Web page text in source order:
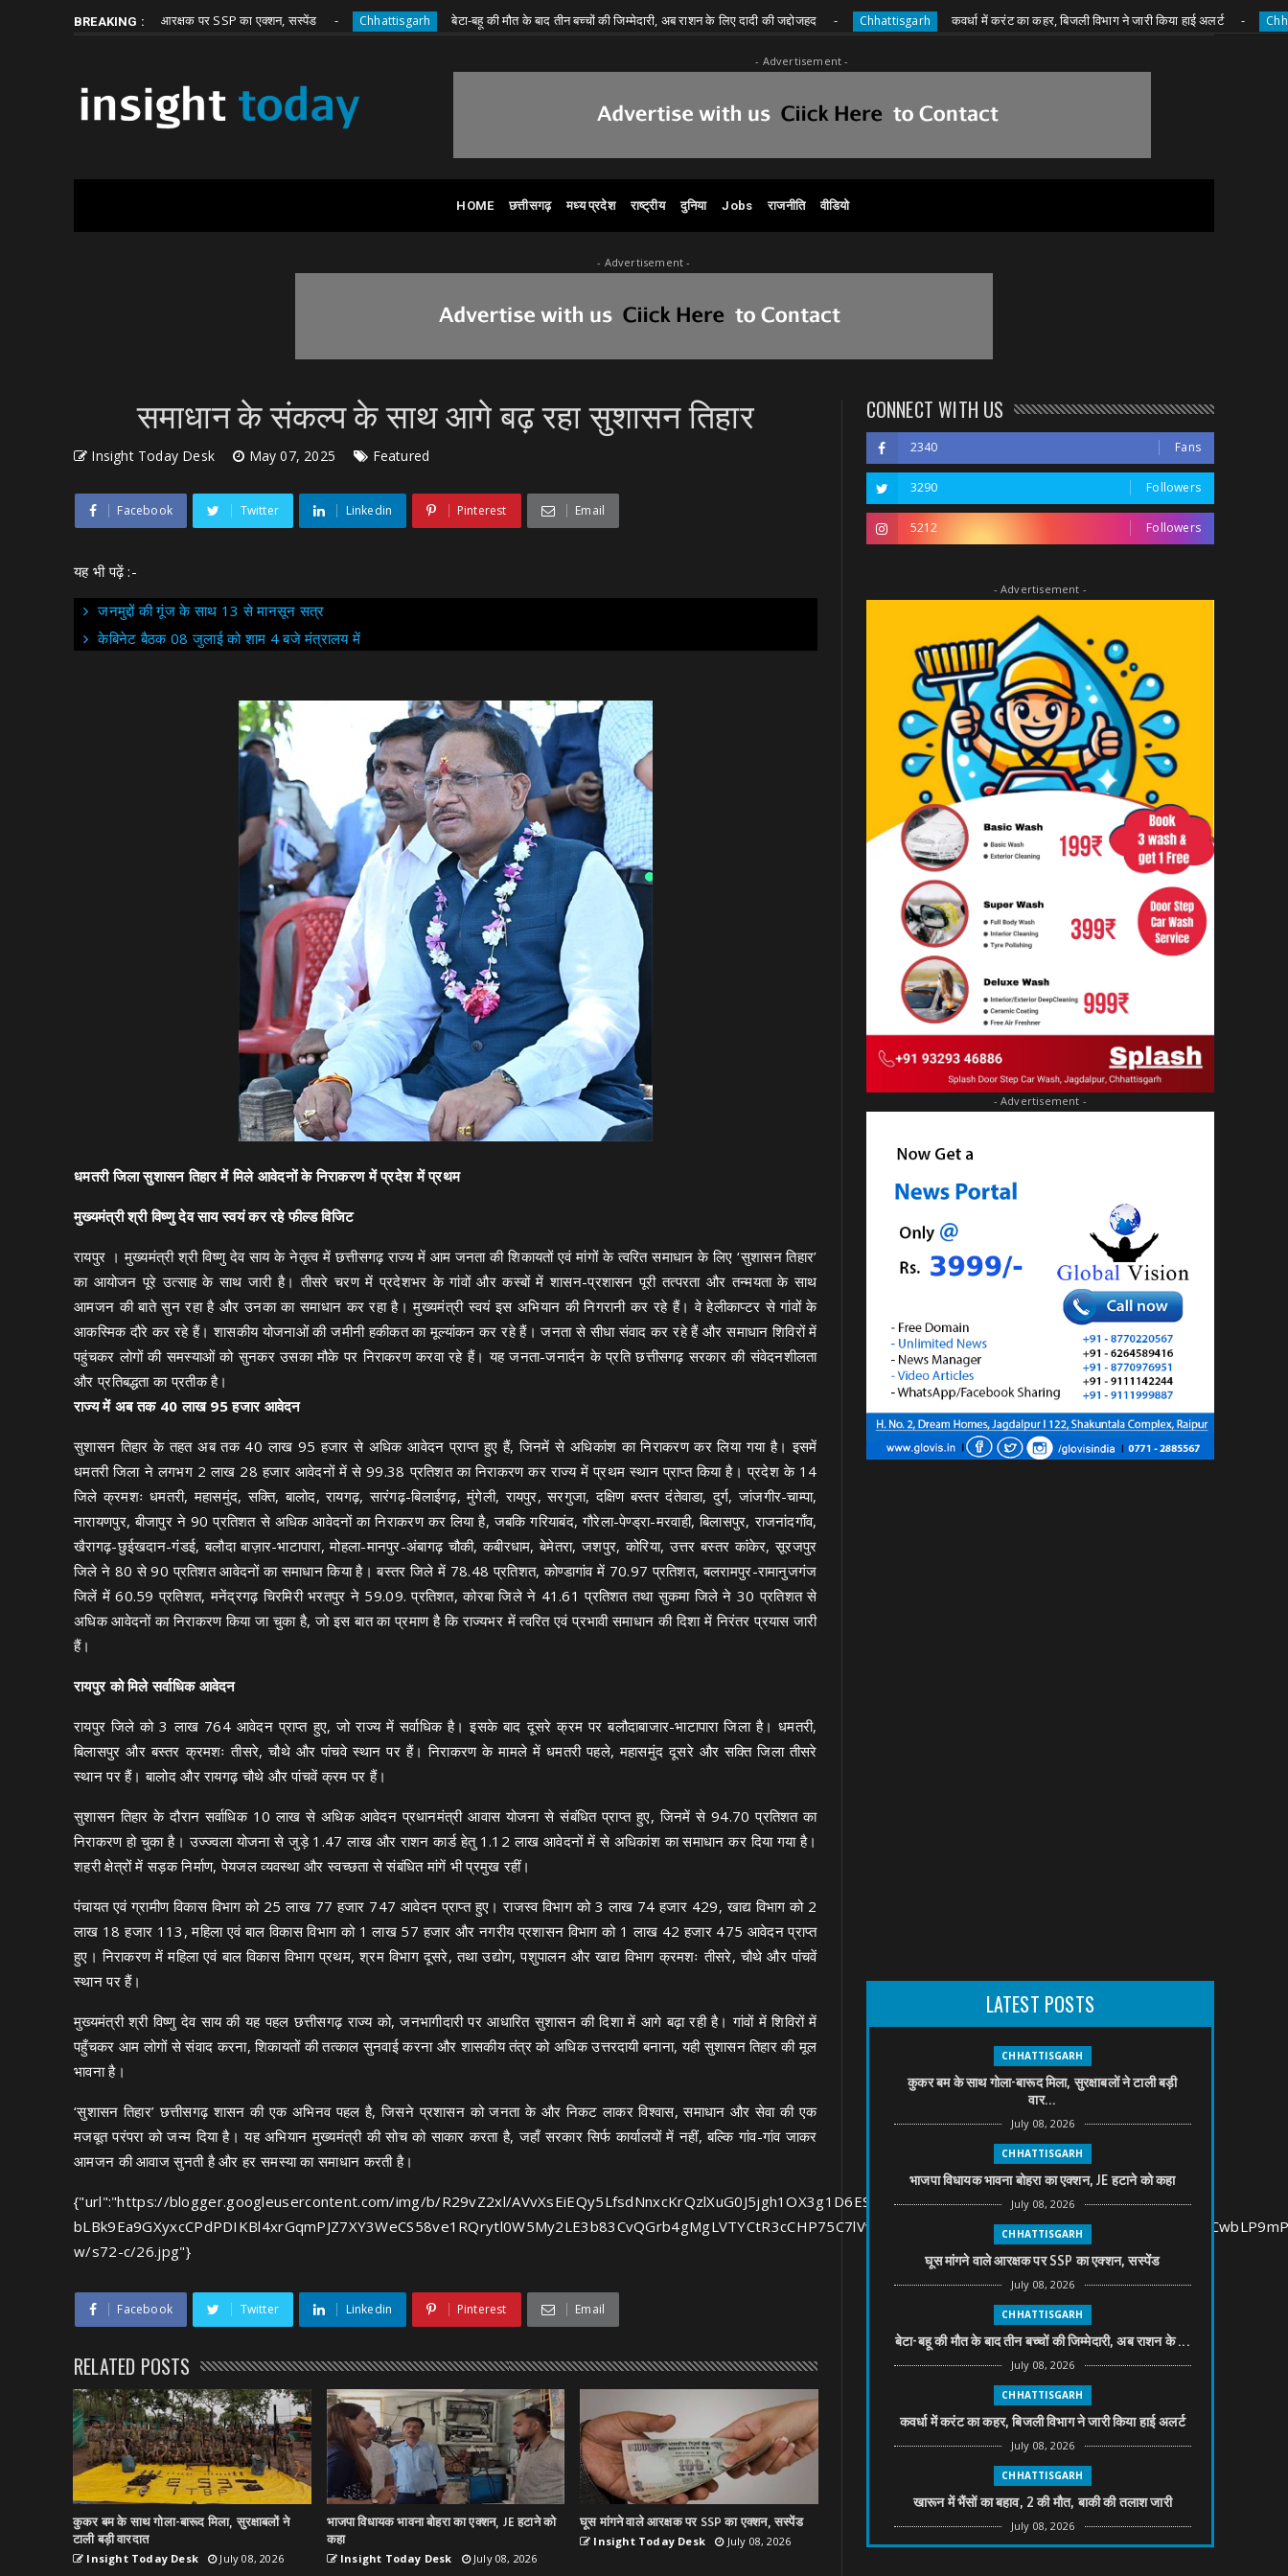
Thursday, August 6 About Write for Us
- Advertisement -
HOME छत्तीसगढ़ मध्य प्रदेश राष्ट्रीय दुनिया Jobs राजनीति वीडियो
BREAKING :
घूस मांगने वाले आरक्षक पर SSP का एक्शन, सस्पेंड Chhattisgarh बेटा-बहू की मौत के बाद तीन बच्चों की जिम्मेदारी, अब राशन के लिए दादी की जद्दोजहद Chhattisgarh कवर्धा में करंट का कहर, बिजली विभाग ने जारी किया हाई अलर्ट Chhattisgarh
- Advertisement -
समाधान के संकल्प के साथ आगे बढ़ रहा सुशासन तिहार
Insight Today Desk May 07, 2025 Featured
Facebook Twitter Linkedin Pinterest Email
यह भी पढ़ें :-
जनमुद्दों की गूंज के साथ 13 से मानसून सत्र
केबिनेट बैठक 08 जुलाई को शाम 4 बजे मंत्रालय में
धमतरी जिला सुशासन तिहार में मिले आवेदनों के निराकरण में प्रदेश में प्रथम
मुख्यमंत्री श्री विष्णु देव साय स्वयं कर रहे फील्ड विजिट
रायपुर । मुख्यमंत्री श्री विष्णु देव साय के नेतृत्व में छत्तीसगढ़ राज्य में आम जनता की शिकायतों एवं मांगों के त्वरित समाधान के लिए ‘सुशासन तिहार’
का आयोजन पूरे उत्साह के साथ जारी है। तीसरे चरण में प्रदेशभर के गांवों और कस्बों में शासन-प्रशासन पूरी तत्परता और तन्मयता के साथ
आमजन की बाते सुन रहा है और उनका का समाधान कर रहा है। मुख्यमंत्री स्वयं इस अभियान की निगरानी कर रहे हैं। वे हेलीकाप्टर से गांवों के
आकस्मिक दौरे कर रहे हैं। शासकीय योजनाओं की जमीनी हकीकत का मूल्यांकन कर रहे हैं। जनता से सीधा संवाद कर रहे हैं और समाधान शिविरों में
पहुंचकर लोगों की समस्याओं को सुनकर उसका मौके पर निराकरण करवा रहे हैं। यह जनता-जनार्दन के प्रति छत्तीसगढ़ सरकार की संवेदनशीलता
और प्रतिबद्धता का प्रतीक है।
राज्य में अब तक 40 लाख 95 हजार आवेदन
सुशासन तिहार के तहत अब तक 40 लाख 95 हजार से अधिक आवेदन प्राप्त हुए हैं, जिनमें से अधिकांश का निराकरण कर लिया गया है। इसमें
धमतरी जिला ने लगभग 2 लाख 28 हजार आवेदनों में से 99.38 प्रतिशत का निराकरण कर राज्य में प्रथम स्थान प्राप्त किया है। प्रदेश के 14
जिले क्रमशः धमतरी, महासमुंद, सक्ति, बालोद, रायगढ़, सारंगढ़-बिलाईगढ़, मुंगेली, रायपुर, सरगुजा, दक्षिण बस्तर दंतेवाडा, दुर्ग, जांजगीर-चाम्पा,
नारायणपुर, बीजापुर ने 90 प्रतिशत से अधिक आवेदनों का निराकरण कर लिया है, जबकि गरियाबंद, गौरेला-पेण्ड्रा-मरवाही, बिलासपुर, राजनांदगाँव,
खैरागढ़-छुईखदान-गंडई, बलौदा बाज़ार-भाटापारा, मोहला-मानपुर-अंबागढ़ चौकी, कबीरधाम, बेमेतरा, जशपुर, कोरिया, उत्तर बस्तर कांकेर, सूरजपुर
जिले ने 80 से 90 प्रतिशत आवेदनों का समाधान किया है। बस्तर जिले में 78.48 प्रतिशत, कोण्डागांव में 70.97 प्रतिशत, बलरामपुर-रामानुजगंज
जिलें में 60.59 प्रतिशत, मनेंद्रगढ़ चिरमिरी भरतपुर ने 59.09. प्रतिशत, कोरबा जिले ने 41.61 प्रतिशत तथा सुकमा जिले ने 30 प्रतिशत से
अधिक आवेदनों का निराकरण किया जा चुका है, जो इस बात का प्रमाण है कि राज्यभर में त्वरित एवं प्रभावी समाधान की दिशा में निरंतर प्रयास जारी
हैं।
रायपुर को मिले सर्वाधिक आवेदन
रायपुर जिले को 3 लाख 764 आवेदन प्राप्त हुए, जो राज्य में सर्वाधिक है। इसके बाद दूसरे क्रम पर बलौदाबाजार-भाटापारा जिला है। धमतरी,
बिलासपुर और बस्तर क्रमशः तीसरे, चौथे और पांचवे स्थान पर हैं। निराकरण के मामले में धमतरी पहले, महासमुंद दूसरे और सक्ति जिला तीसरे
स्थान पर हैं। बालोद और रायगढ़ चौथे और पांचवें क्रम पर हैं।
सुशासन तिहार के दौरान सर्वाधिक 10 लाख से अधिक आवेदन प्रधानमंत्री आवास योजना से संबंधित प्राप्त हुए, जिनमें से 94.70 प्रतिशत का
निराकरण हो चुका है। उज्ज्वला योजना से जुड़े 1.47 लाख और राशन कार्ड हेतु 1.12 लाख आवेदनों में से अधिकांश का समाधान कर दिया गया है।
शहरी क्षेत्रों में सड़क निर्माण, पेयजल व्यवस्था और स्वच्छता से संबंधित मांगें भी प्रमुख रहीं।
पंचायत एवं ग्रामीण विकास विभाग को 25 लाख 77 हजार 747 आवेदन प्राप्त हुए। राजस्व विभाग को 3 लाख 74 हजार 429, खाद्य विभाग को 2
लाख 18 हजार 113, महिला एवं बाल विकास विभाग को 1 लाख 57 हजार और नगरीय प्रशासन विभाग को 1 लाख 42 हजार 475 आवेदन प्राप्त
हुए। निराकरण में महिला एवं बाल विकास विभाग प्रथम, श्रम विभाग दूसरे, तथा उद्योग, पशुपालन और खाद्य विभाग क्रमशः तीसरे, चौथे और पांचवें
स्थान पर हैं।
मुख्यमंत्री श्री विष्णु देव साय की यह पहल छत्तीसगढ़ राज्य को, जनभागीदारी पर आधारित सुशासन की दिशा में आगे बढ़ा रही है। गांवों में शिविरों में
पहुँचकर आम लोगों से संवाद करना, शिकायतों की तत्काल सुनवाई करना और शासकीय तंत्र को अधिक उत्तरदायी बनाना, यही सुशासन तिहार की मूल
भावना है।
‘सुशासन तिहार’ छत्तीसगढ़ शासन की एक अभिनव पहल है, जिसने प्रशासन को जनता के और निकट लाकर विश्वास, समाधान और सेवा की एक
मजबूत परंपरा को जन्म दिया है। यह अभियान मुख्यमंत्री की सोच को साकार करता है, जहाँ सरकार सिर्फ कार्यालयों में नहीं, बल्कि गांव-गांव जाकर
आमजन की आवाज सुनती है और हर समस्या का समाधान करती है।
{"url":"https://blogger.googleusercontent.com/img/b/R29vZ2xl/AVvXsEiEQy5LfsdNnxcKrQzlXuG0J5jgh1OX3g1D6ESIII9SlMtf-
w/s72-c/26.jpg"}
Facebook Twitter Linkedin Pinterest Email
RELATED POSTS
कुकर बम के साथ गोला-बारूद मिला, सुरक्षाबलों ने
टाली बड़ी वारदात
Insight Today Desk July 08, 2026
भाजपा विधायक भावना बोहरा का एक्शन, JE हटाने को
कहा
Insight Today Desk July 08, 2026
घूस मांगने वाले आरक्षक पर SSP का एक्शन, सस्पेंड
Insight Today Desk July 08, 2026
CONNECT WITH US
2340 Fans
3290 Followers
5212 Followers
- Advertisement -
- Advertisement -
LATEST POSTS
CHHATTISGARH
कुकर बम के साथ गोला-बारूद मिला, सुरक्षाबलों ने टाली बड़ी
वार...
July 08, 2026
CHHATTISGARH
भाजपा विधायक भावना बोहरा का एक्शन, JE हटाने को कहा
July 08, 2026
CHHATTISGARH
घूस मांगने वाले आरक्षक पर SSP का एक्शन, सस्पेंड
July 08, 2026
CHHATTISGARH
बेटा-बहू की मौत के बाद तीन बच्चों की जिम्मेदारी, अब राशन के ...
July 08, 2026
CHHATTISGARH
कवर्धा में करंट का कहर, बिजली विभाग ने जारी किया हाई अलर्ट
July 08, 2026
CHHATTISGARH
खारून में भैंसों का बहाव, 2 की मौत, बाकी की तलाश जारी
July 08, 2026